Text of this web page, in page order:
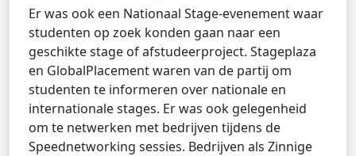
Er was ook een Nationaal Stage-evenement waar
studenten op zoek konden gaan naar een
geschikte stage of afstudeerproject. Stageplaza
en GlobalPlacement waren van de partij om
studenten te informeren over nationale en
internationale stages. Er was ook gelegenheid
om te netwerken met bedrijven tijdens de
Speednetworking sessies. Bedrijven als Zinnige